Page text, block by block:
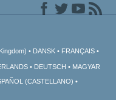
DANSK FRANÇAIS
DEUTSCH
MAGYAR
(CASTELLANO)